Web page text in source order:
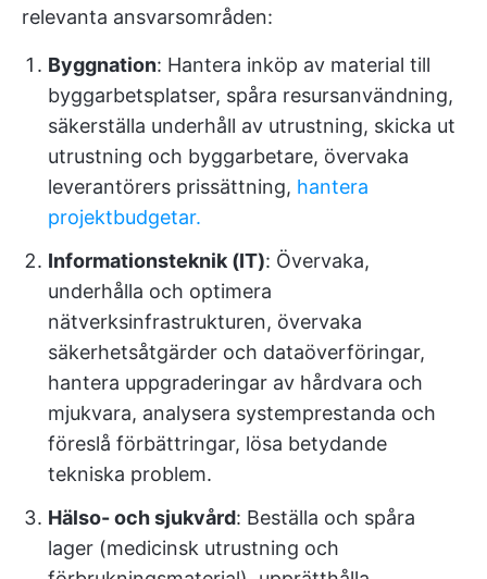
relevanta ansvarsområden:
Byggnation: Hantera inköp av material till
byggarbetsplatser, spåra resursanvändning,
säkerställa underhåll av utrustning, skicka ut
utrustning och byggarbetare, övervaka
leverantörers prissättning, hantera
projektbudgetar.
Informationsteknik (IT): Övervaka,
underhålla och optimera
nätverksinfrastrukturen, övervaka
säkerhetsåtgärder och dataöverföringar,
hantera uppgraderingar av hårdvara och
mjukvara, analysera systemprestanda och
föreslå förbättringar, lösa betydande
tekniska problem.
Hälso- och sjukvård: Beställa och spåra
lager (medicinsk utrustning och